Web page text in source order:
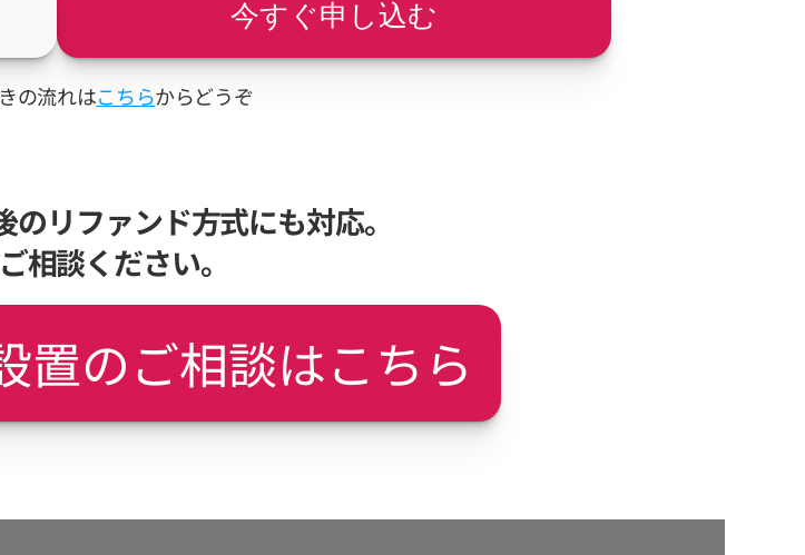
今すぐ申し込む
の流れはこちらからどうぞ
リファンド方式にも対応。
相談ください。
置のご相談はこちら